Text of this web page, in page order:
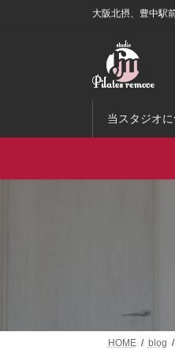
ッ
移
大阪北摂、豊中駅
当スタジオ
HOME blog